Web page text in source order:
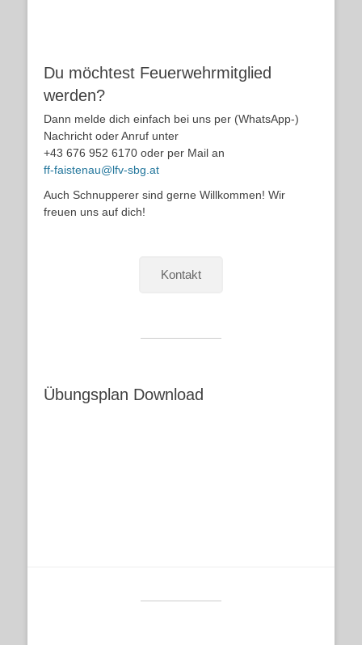
Du möchtest Feuerwehrmitglied
werden?
Dann melde dich einfach bei uns per (WhatsApp-)
Nachricht oder Anruf unter
+43 676 952 6170 oder per Mail an
ff-faistenau@lfv-sbg.at
Auch Schnupperer sind gerne Willkommen! Wir
freuen uns auf dich!
Kontakt
Übungsplan Download